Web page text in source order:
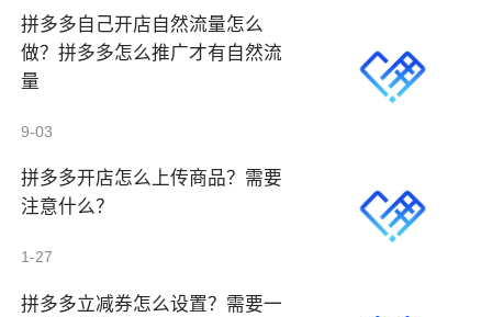
拼多多自己开店自然流量怎么
做？拼多多怎么推广才有自然流
量
9-03
拼多多开店怎么上传商品？需要
注意什么？
1-27
拼多多立减券怎么设置？需要一